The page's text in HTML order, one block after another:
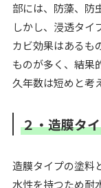
部には、防藻、防
しかし、浸透タイ
カビ効果はあるも
ものが多く、結果
久年数は短めと考
２・造膜タ
造膜タイプの塗料
水性を持つため耐